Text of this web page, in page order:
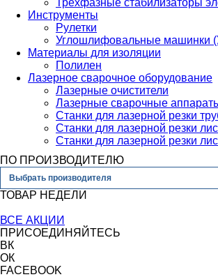
Трехфазные стабилизаторы
Инструменты
Рулетки
Углошлифовальные машинки
Материалы для изоляции
Полилен
Лазерное сварочное оборудование
Лазерные очистители
Лазерные сварочные
Станки для лазерной резки
Станки для лазерной резки
Станки для лазерной резки
ПО ПРОИЗВОДИТЕЛЮ
Выбрать производителя
ТОВАР НЕДЕЛИ
ВСЕ АКЦИИ
ПРИСОЕДИНЯЙТЕСЬ
ВК
ОК
FACEBOOK